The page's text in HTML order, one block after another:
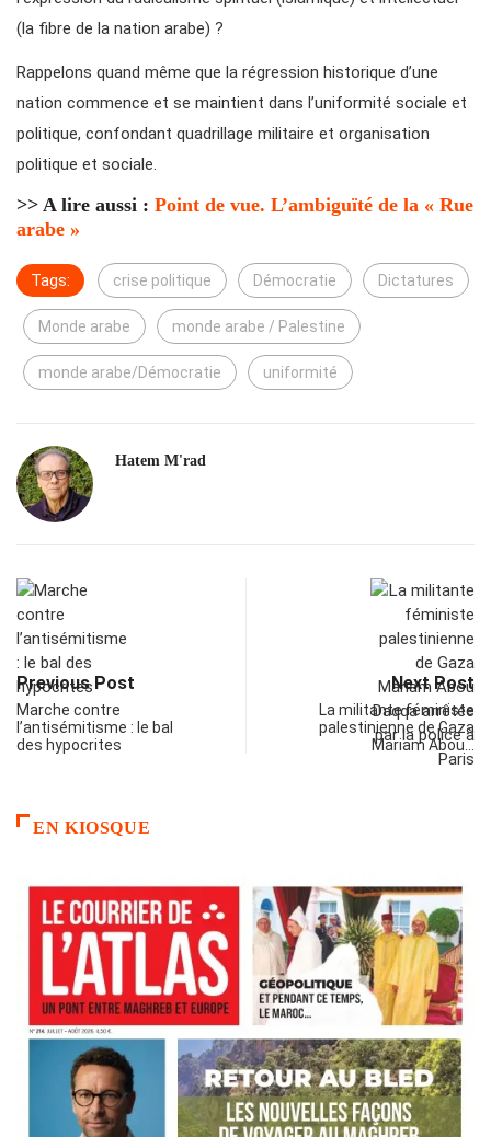
(la fibre de la nation arabe) ?
Rappelons quand même que la régression historique d’une
nation commence et se maintient dans l’uniformité sociale et
politique, confondant quadrillage militaire et organisation
politique et sociale.
>> A lire aussi : Point de vue. L’ambiguïté de la « Rue
arabe »
Tags: crise politique Démocratie Dictatures
Monde arabe monde arabe / Palestine
monde arabe/Démocratie uniformité
Hatem M'rad
Previous Post
Marche contre
l’antisémitisme : le bal
des hypocrites
Next Post
La militante féministe
palestinienne de Gaza
Mariam Abou…
EN KIOSQUE